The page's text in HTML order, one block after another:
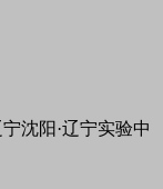
沈阳·辽宁实验中